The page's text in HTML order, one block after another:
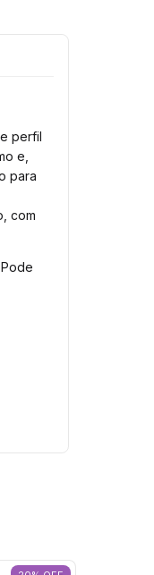
perfil
e,
para
com